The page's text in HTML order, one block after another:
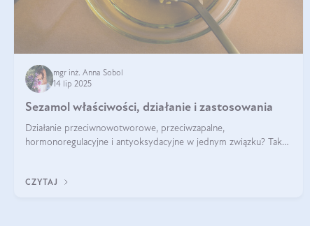
mgr inż. Anna Sobol
14 lip 2025
Sezamol właściwości, działanie i zastosowania
Działanie przeciwnowotworowe, przeciwzapalne,
hormonoregulacyjne i antyoksydacyjne w jednym związku? Tak
swojej diety — być może to pierwsza ok
CZYTAJ